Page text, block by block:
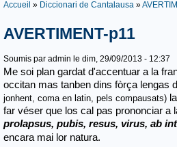
Vous êtes ici
Accueil » Diccionari de Cantalausa »
AVERTIMENT-p11
Soumis par admin le dim, 29/09/2013 - 12:37
Me soi plan gardat d'accentuar a la
occitan mas tanben dins fòrça lengas
jonhent, coma en latin, pels compausats)
far véser que los cal pas prononciar a
prolapsus, pubis, resus, virus, ab
encara mai lor natura.